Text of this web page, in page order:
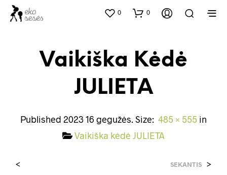
0 0
Vaikiška Kėdė
JULIETA
Published 2023 16 gegužės. Size: 485 × 555 in
Vaikiška kėdė JULIETA
< SEKANTIS >